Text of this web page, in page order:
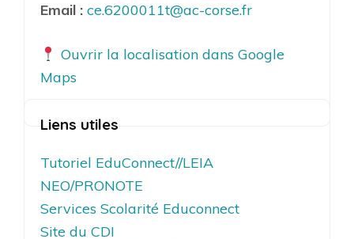
Email : ce.6200011t@ac-corse.fr
Ouvrir la localisation dans Google
Maps
Liens utiles
Tutoriel EduConnect//LEIA
NEO/PRONOTE
Services Scolarité Educonnect
Site du CDI